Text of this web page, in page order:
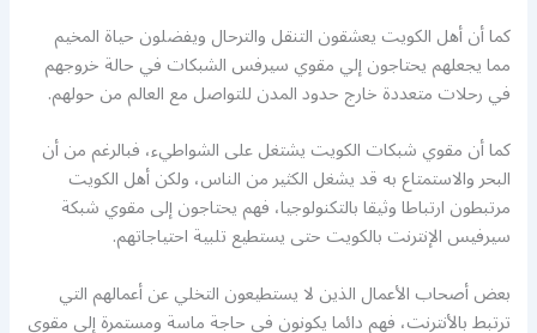
كما أن أهل الكويت يعشقون التنقل والترحال ويفضلون حياة المخيم
مما يجعلهم يحتاجون إلي مقوي سيرفس الشبكات في حالة خروجهم
في رحلات متعددة خارج حدود المدن للتواصل مع العالم من حولهم.
كما أن مقوي شبكات الكويت يشتغل على الشواطيء، فبالرغم من أن
البحر والاستمتاع به قد يشغل الكثير من الناس، ولكن أهل الكويت
مرتبطون ارتباطا وثيقا بالتكنولوجيا، فهم يحتاجون إلى مقوي شبكة
سيرفيس الإنترنت بالكويت حتى يستطيع تلبية احتياجاتهم.
بعض أصحاب الأعمال الذين لا يستطيعون التخلي عن أعمالهم التي
ترتبط بالأنترنت، فهم دائما يكونون في حاجة ماسة ومستمرة إلى مقوي